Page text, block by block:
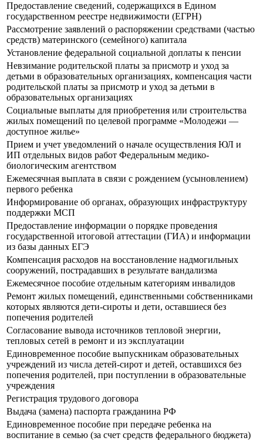
Предоставление сведений, содержащихся в Едином
государственном реестре недвижимости (ЕГРН)
Рассмотрение заявлений о распоряжении средствами (частью
средств) материнского (семейного) капитала
Установление федеральной социальной доплаты к пенсии
Невзимание родительской платы за присмотр и уход за
детьми в образовательных организациях, компенсация части
родительской платы за присмотр и уход за детьми в
образовательных организациях
Социальные выплаты для приобретения или строительства
жилых помещений по целевой программе «Молодежи —
доступное жилье»
Прием и учет уведомлений о начале осуществления ЮЛ и
ИП отдельных видов работ Федеральным медико-
биологическим агентством
Ежемесячная выплата в связи с рождением (усыновлением)
первого ребенка
Информирование об органах, образующих инфраструктуру
поддержки МСП
Предоставление информации о порядке проведения
государственной итоговой аттестации (ГИА) и информации
из базы данных ЕГЭ
Компенсация расходов на восстановление надмогильных
сооружений, пострадавших в результате вандализма
Ежемесячное пособие отдельным категориям инвалидов
Ремонт жилых помещений, единственными собственниками
которых являются дети-сироты и дети, оставшиеся без
попечения родителей
Согласование вывода источников тепловой энергии,
тепловых сетей в ремонт и из эксплуатации
Единовременное пособие выпускникам образовательных
учреждений из числа детей-сирот и детей, оставшихся без
попечения родителей, при поступлении в образовательные
учреждения
Регистрация трудового договора
Выдача (замена) паспорта гражданина РФ
Единовременное пособие при передаче ребенка на
воспитание в семью (за счет средств федерального бюджета)